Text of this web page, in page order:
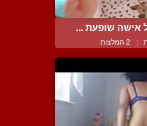
אישה שופעת ...
| 2 המלצות